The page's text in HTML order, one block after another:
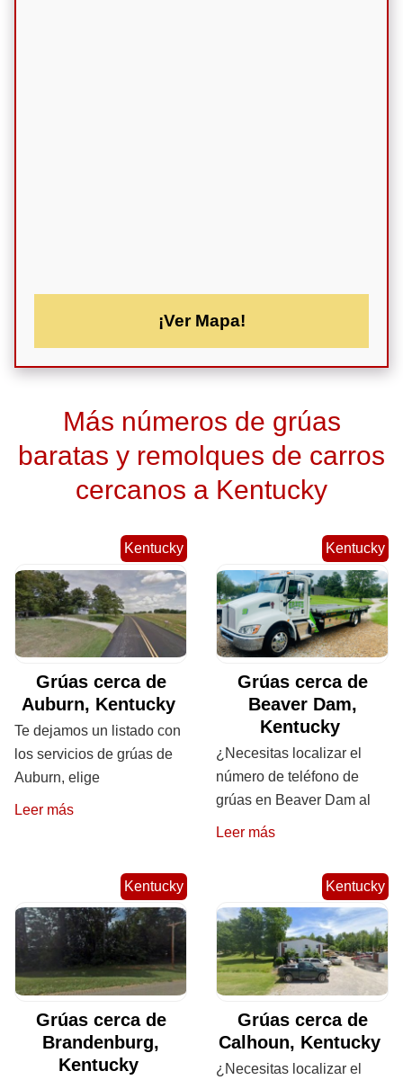
¡Ver Mapa!
Más números de grúas
baratas y remolques de carros
cercanos a Kentucky
Kentucky
Grúas cerca de
Auburn, Kentucky
Te dejamos un listado con
los servicios de grúas de
Auburn, elige
Leer más
Kentucky
Grúas cerca de
Beaver Dam,
Kentucky
¿Necesitas localizar el
número de teléfono de
grúas en Beaver Dam al
Leer más
Kentucky
Grúas cerca de
Brandenburg,
Kentucky
Kentucky
Grúas cerca de
Calhoun, Kentucky
¿Necesitas localizar el